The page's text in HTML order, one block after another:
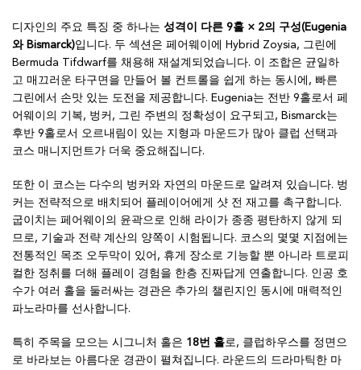
디자인의 주요 특징 중 하나는 성격이 다른 9홀 × 2의 구성(Eugenia
와 Bismarck)입니다. 두 섹션은 페어웨이에 Hybrid Zoysia, 그린에
Bermuda Tifdwarf를 채용해 재설계되었습니다. 이 조합은 균일하
고 매끄러운 타구면을 만들어 볼 컨트롤을 쉽게 하는 동시에, 빠른
그린에서 손맛 있는 도전을 제공합니다. Eugenia는 전반 9홀로서 페
어웨이의 기복, 벙커, 그린 주변의 정확성이 요구되고, Bismarck는
후반 9홀로서 오르내림이 있는 지형과 마운드가 많아 클럽 선택과
코스 매니지먼트가 더욱 중요해집니다.
또한 이 코스는 다수의 벙커와 자연의 마운드로 알려져 있습니다. 벙
커는 전략적으로 배치되어 플레이어에게 샷 전 재고를 촉구합니다.
굽이치는 페어웨이의 윤곽으로 인해 라이가 종종 평탄하지 않게 되
므로, 기술과 전략 계산의 양쪽이 시험됩니다. 코스의 몇몇 지점에는
전통적인 목조 오두막이 있어, 휴게 장소로 기능할 뿐 아니라 트로피
컬한 정취를 더해 플레이 경험을 한층 진짜답게 연출합니다. 인공 호
수가 여러 홀을 둘러싸는 경관은 추가의 챌린지인 동시에 매력적인
파노라마를 선사합니다.
특히 주목을 모으는 시그니처 홀은 18번 홀로, 클럽하우스를 정면으
로 바라보는 아름다운 경관이 펼쳐집니다. 라운드의 드라마틱한 마